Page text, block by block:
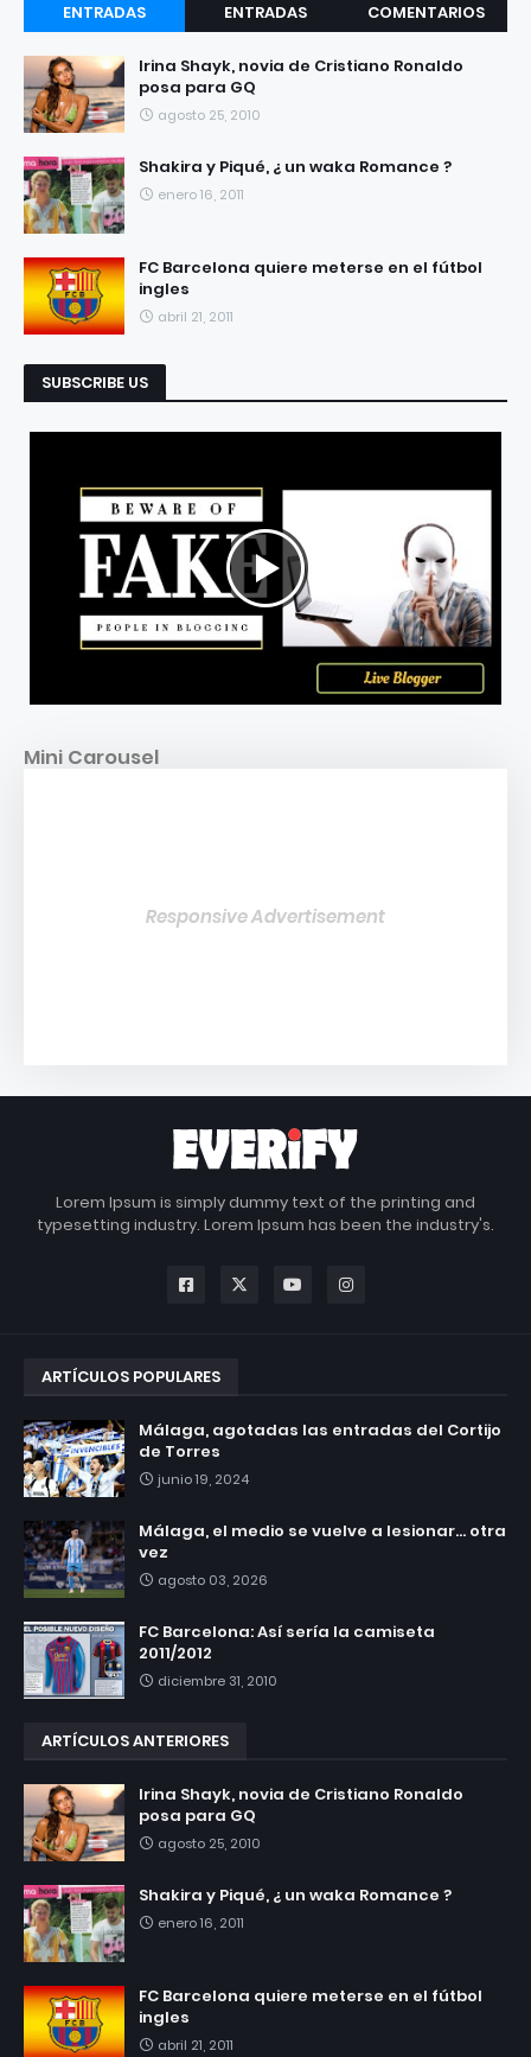
ENTRADAS
RECIENTES
ENTRADAS
COMENTARIOS
Irina Shayk, novia de Cristiano Ronaldo
posa para GQ
agosto 25, 2010
Shakira y Piqué, ¿ un waka Romance ?
enero 16, 2011
FC Barcelona quiere meterse en el fútbol
ingles
abril 21, 2011
SUBSCRIBE US
Mini Carousel
Responsive Advertisement
Lorem Ipsum is simply dummy text of the printing and
typesetting industry. Lorem Ipsum has been the industry's.
ARTÍCULOS POPULARES
Málaga, agotadas las entradas del Cortijo
de Torres
junio 19, 2024
Málaga, el medio se vuelve a lesionar... otra
vez
agosto 03, 2026
FC Barcelona: Así sería la camiseta
2011/2012
diciembre 31, 2010
ARTÍCULOS ANTERIORES
Irina Shayk, novia de Cristiano Ronaldo
posa para GQ
agosto 25, 2010
Shakira y Piqué, ¿ un waka Romance ?
enero 16, 2011
FC Barcelona quiere meterse en el fútbol
ingles
abril 21, 2011